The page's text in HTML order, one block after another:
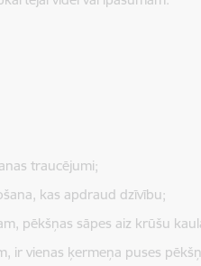
traucējumi;
kas apdraud dzīvību;
pēkšņas sāpes aiz krūšu
ir vienas ķermeņa puses